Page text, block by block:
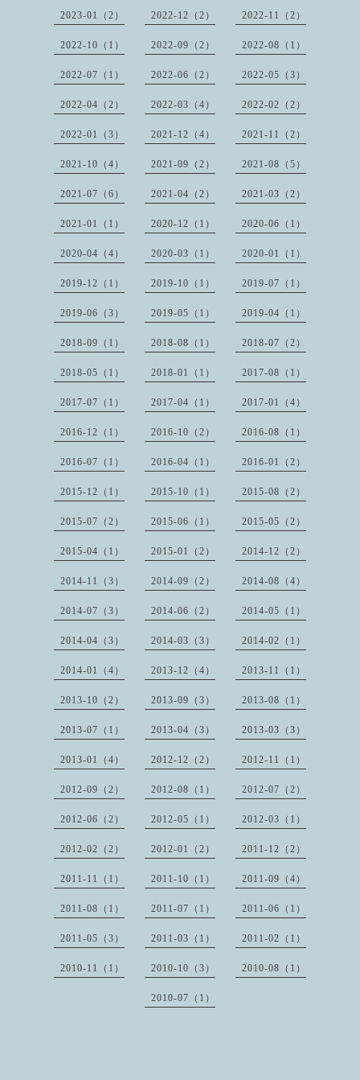
2023-01（2） 2022-12（2） 2022-11（2）
2022-10（1） 2022-09（2） 2022-08（1）
2022-07（1） 2022-06（2） 2022-05（3）
2022-04（2） 2022-03（4） 2022-02（2）
2022-01（3） 2021-12（4） 2021-11（2）
2021-10（4） 2021-09（2） 2021-08（5）
2021-07（6） 2021-04（2） 2021-03（2）
2021-01（1） 2020-12（1） 2020-06（1）
2020-04（4） 2020-03（1） 2020-01（1）
2019-12（1） 2019-10（1） 2019-07（1）
2019-06（3） 2019-05（1） 2019-04（1）
2018-09（1） 2018-08（1） 2018-07（2）
2018-05（1） 2018-01（1） 2017-08（1）
2017-07（1） 2017-04（1） 2017-01（4）
2016-12（1） 2016-10（2） 2016-08（1）
2016-07（1） 2016-04（1） 2016-01（2）
2015-12（1） 2015-10（1） 2015-08（2）
2015-07（2） 2015-06（1） 2015-05（2）
2015-04（1） 2015-01（2） 2014-12（2）
2014-11（3） 2014-09（2） 2014-08（4）
2014-07（3） 2014-06（2） 2014-05（1）
2014-04（3） 2014-03（3） 2014-02（1）
2014-01（4） 2013-12（4） 2013-11（1）
2013-10（2） 2013-09（3） 2013-08（1）
2013-07（1） 2013-04（3） 2013-03（3）
2013-01（4） 2012-12（2） 2012-11（1）
2012-09（2） 2012-08（1） 2012-07（2）
2012-06（2） 2012-05（1） 2012-03（1）
2012-02（2） 2012-01（2） 2011-12（2）
2011-11（1） 2011-10（1） 2011-09（4）
2011-08（1） 2011-07（1） 2011-06（1）
2011-05（3） 2011-03（1） 2011-02（1）
2010-11（1） 2010-10（3） 2010-08（1）
2010-07（1）